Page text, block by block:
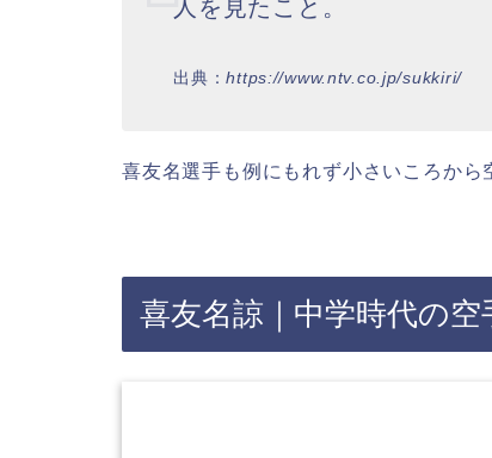
人を見たこと。
出典：https://www.ntv.co.jp/sukkiri/
喜友名選手も例にもれず小さいころから
喜友名諒｜中学時代の